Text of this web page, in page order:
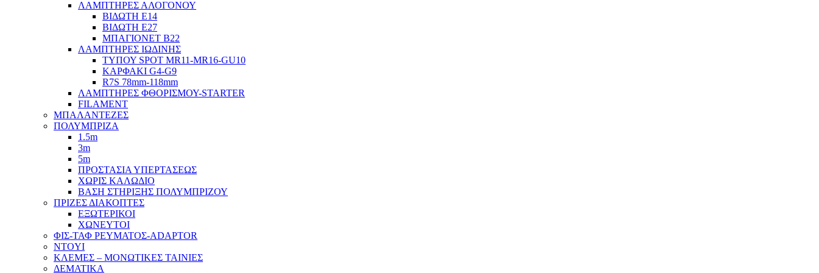
ΛΑΜΠΤΗΡΕΣ ΑΛΟΓΟΝΟΥ
ΒΙΔΩΤΗ Ε14
ΒΙΔΩΤΗ Ε27
ΜΠΑΓΙΟΝΕΤ Β22
ΛΑΜΠΤΗΡΕΣ ΙΩΔΙΝΗΣ
ΤΥΠΟΥ SPOT MR11-MR16-GU10
ΚΑΡΦΑΚΙ G4-G9
R7S 78mm-118mm
ΛΑΜΠΤΗΡΕΣ ΦΘΟΡΙΣΜΟΥ-STARTER
FILAMENT
ΜΠΑΛΑΝΤΕΖΕΣ
ΠΟΛΥΜΠΡΙΖΑ
1.5m
3m
5m
ΠΡΟΣΤΑΣΙΑ ΥΠΕΡΤΑΣΕΩΣ
ΧΩΡΙΣ ΚΑΛΩΔΙΟ
ΒΑΣΗ ΣΤΗΡΙΞΗΣ ΠΟΛΥΜΠΡΙΖΟΥ
ΠΡΙΖΕΣ ΔΙΑΚΟΠΤΕΣ
ΕΞΩΤΕΡΙΚΟΙ
ΧΩΝΕΥΤΟΙ
ΦΙΣ-ΤΑΦ ΡΕΥΜΑΤΟΣ-ADAPTOR
NTOYI
ΚΛΕΜΕΣ – ΜΟΝΩΤΙΚΕΣ ΤΑΙΝΙΕΣ
ΔΕΜΑΤΙΚΑ